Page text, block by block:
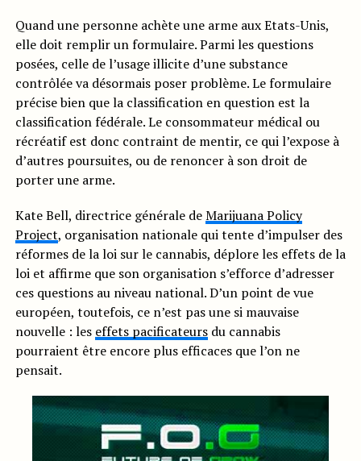
Quand une personne achète une arme aux Etats-Unis,
elle doit remplir un formulaire. Parmi les questions
posées, celle de l’usage illicite d’une substance
contrôlée va désormais poser problème. Le formulaire
précise bien que la classification en question est la
classification fédérale. Le consommateur médical ou
récréatif est donc contraint de mentir, ce qui l’expose à
d’autres poursuites, ou de renoncer à son droit de
porter une arme.
Kate Bell, directrice générale deMarijuana Policy
Project, organisation nationale qui tente d’impulser des
réformes de la loi sur le cannabis, déplore les effets de la
loi et affirme que son organisation s’efforce d’adresser
ces questions au niveau national. D’un point de vue
européen, toutefois, ce n’est pas une si mauvaise
nouvelle : les effets pacificateursdu cannabis
pourraient être encore plus efficaces que l’on ne
pensait.